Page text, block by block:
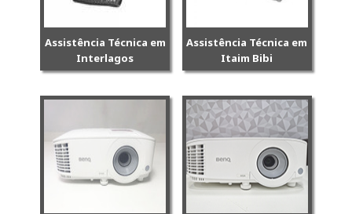
Assistência Técnica em
Interlagos
Assistência Técnica em
Itaim Bibi